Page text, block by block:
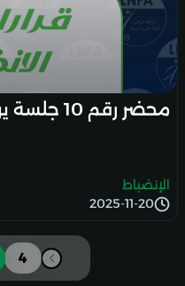
محضر رقم 10 جلسة يوم 20 نوفمبر 2025
2025-11-20
الإنضباط
4